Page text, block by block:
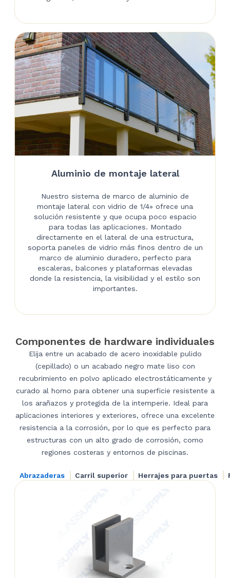
Aluminio de montaje lateral
Nuestro sistema de marco de aluminio de
montaje lateral con vidrio de 1/4» ofrece una
solución resistente y que ocupa poco espacio
para todas las aplicaciones. Montado
directamente en el lateral de una estructura,
soporta paneles de vidrio más finos dentro de un
marco de aluminio duradero, perfecto para
escaleras, balcones y plataformas elevadas
donde la resistencia, la visibilidad y el estilo son
importantes.
Componentes de hardware individuales
Elija entre un acabado de acero inoxidable pulido
(cepillado) o un acabado negro mate liso con
recubrimiento en polvo aplicado electrostáticamente y
curado al horno para obtener una superficie resistente a
los arañazos y protegida de la intemperie. Ideal para
aplicaciones interiores y exteriores, ofrece una excelente
resistencia a la corrosión, por lo que es perfecto para
estructuras con un alto grado de corrosión, como
regiones costeras y entornos de piscinas.
Abrazaderas Carril superior Herrajes para puertas